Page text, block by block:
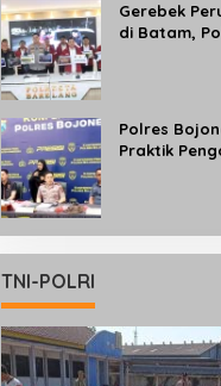
Gerebek
di Batam,
Polres
Praktik
TNI-POLRI